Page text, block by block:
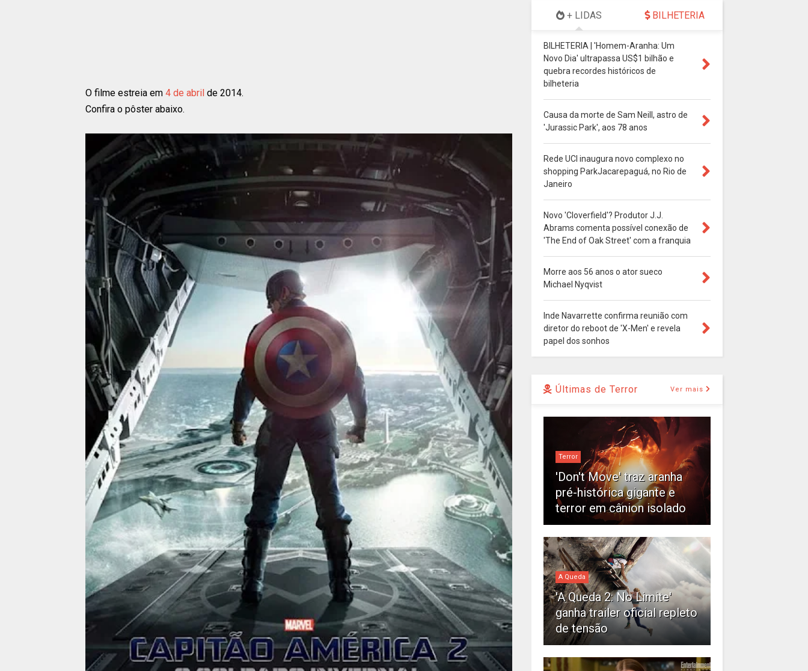
O filme estreia em 4 de abril de 2014.
Confira o pôster abaixo.
+ LIDAS BILHETERIA
BILHETERIA | 'Homem-Aranha: Um
Novo Dia' ultrapassa US$1 bilhão e
quebra recordes históricos de
bilheteria
Causa da morte de Sam Neill, astro de
'Jurassic Park', aos 78 anos
Rede UCI inaugura novo complexo no
shopping ParkJacarepaguá, no Rio de
Janeiro
Novo 'Cloverfield'? Produtor J.J.
Abrams comenta possível conexão de
'The End of Oak Street' com a franquia
Morre aos 56 anos o ator sueco
Michael Nyqvist
Inde Navarrette confirma reunião com
diretor do reboot de 'X-Men' e revela
papel dos sonhos
Últimas de Terror Ver mais
Terror
'Don't Move' traz aranha
pré-histórica gigante e
terror em cânion isolado
A Queda
'A Queda 2: No Limite'
ganha trailer oficial repleto
de tensão